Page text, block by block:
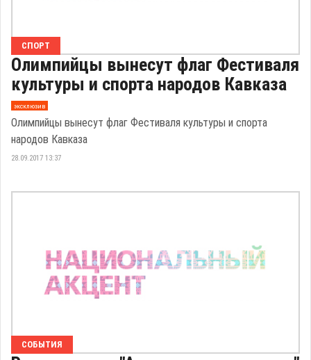
СПОРТ
Олимпийцы вынесут флаг Фестиваля
культуры и спорта народов Кавказа
эксклюзив
Олимпийцы вынесут флаг Фестиваля культуры и спорта
народов Кавказа
28.09.2017 13:37
СОБЫТИЯ